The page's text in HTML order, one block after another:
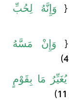
{ وَإِنَّهُ
لِحُبِّ
{ وَإِنْ
مَسَّهُ
يُغَيِّرُ مَا بِقَوْمٍ